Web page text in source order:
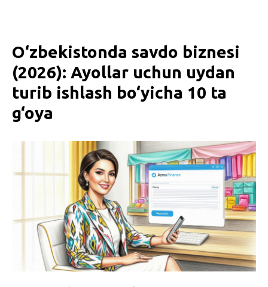
O‘zbekistonda savdo biznesi
(2026): Ayollar uchun uydan
turib ishlash bo‘yicha 10 ta
g‘oya